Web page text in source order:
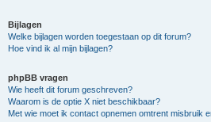
Bijlagen
Welke bijlagen worden toegestaan op dit forum?
Hoe vind ik al mijn bijlagen?
phpBB vragen
Wie heeft dit forum geschreven?
Waarom is de optie X niet beschikbaar?
Met wie moet ik contact opnemen omtrent misbruik